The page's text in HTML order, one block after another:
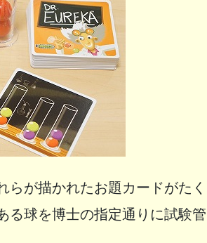
が描かれたお題カードがたく
る球を博士の指定通りに試験管